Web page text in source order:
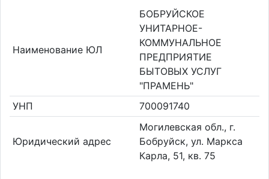
Наименование ЮЛ
БОБРУЙСКОЕ
УНИТАРНОЕ-
КОММУНАЛЬНОЕ
ПРЕДПРИЯТИЕ
БЫТОВЫХ УСЛУГ
"ПРАМЕНЬ"
УНП
700091740
Юридический адрес
Могилевская обл., г.
Бобруйск, ул. Маркса
Карла, 51, кв. 75